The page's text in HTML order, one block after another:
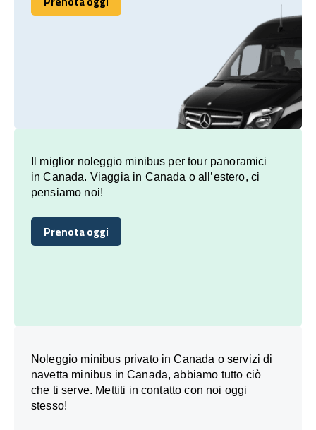
Prenota oggi
Il miglior noleggio minibus per tour panoramici
in Canada. Viaggia in Canada o all’estero, ci
pensiamo noi!
Prenota oggi
Prenota oggi
Noleggio minibus privato in Canada o servizi di
navetta minibus in Canada, abbiamo tutto ciò
che ti serve. Mettiti in contatto con noi oggi
stesso!